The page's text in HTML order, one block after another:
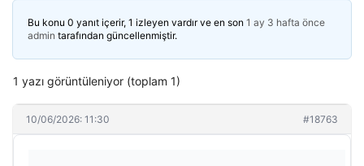
Bu konu 0 yanıt içerir, 1 izleyen vardır ve en son 1 ay 3 hafta önce
admin tarafından güncellenmiştir.
1 yazı görüntüleniyor (toplam 1)
10/06/2026: 11:30 #18763